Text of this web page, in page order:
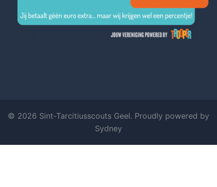
© 2026 Sint-Tarcitiusscouts Geel. Proudly powered by
Sydney